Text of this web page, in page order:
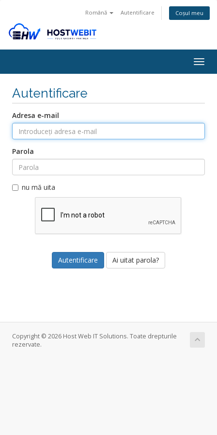
Română Autentificare Coșul meu
Autentificare
Adresa e-mail
Parola
nu mă uita
Ai uitat parola?
Copyright © 2026 Host Web IT Solutions. Toate drepturile
rezervate.